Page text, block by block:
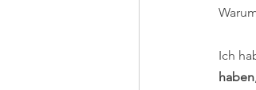
Ich
haben